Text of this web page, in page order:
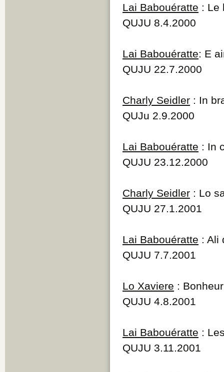
Lai Babouératte : Le
QUJU 8.4.2000
Lai Babouératte: E
QUJU 22.7.2000
Charly Seidler : In
QUJu 2.9.2000
Lai Babouératte : In
QUJU 23.12.2000
Charly Seidler : Lo
QUJU 27.1.2001
Lai Babouératte : Ali
QUJU 7.7.2001
Lo Xaviere : Bonheur
QUJU 4.8.2001
Lai Babouératte :
QUJU 3.11.2001